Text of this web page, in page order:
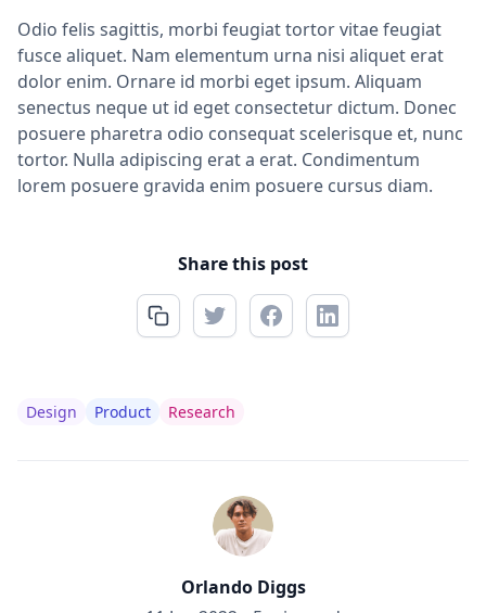
Odio felis sagittis, morbi feugiat tortor vitae feugiat
fusce aliquet. Nam elementum urna nisi aliquet erat
dolor enim. Ornare id morbi eget ipsum. Aliquam
senectus neque ut id eget consectetur dictum. Donec
posuere pharetra odio consequat scelerisque et, nunc
tortor. Nulla adipiscing erat a erat. Condimentum
lorem posuere gravida enim posuere cursus diam.
Share this post
Design Product Research
Orlando Diggs